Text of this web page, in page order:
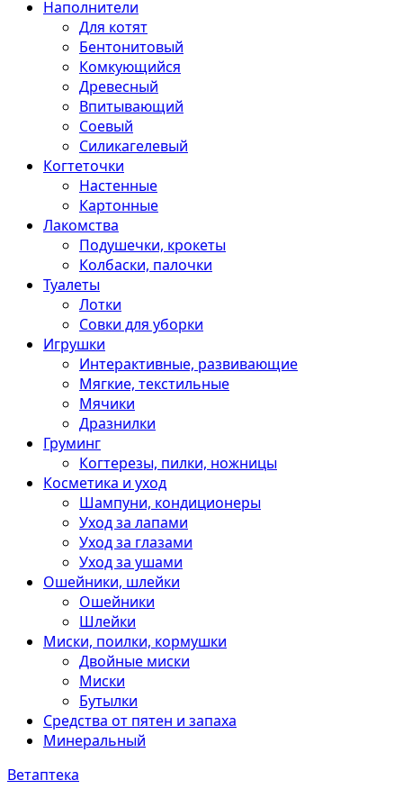
Наполнители
Для котят
Бентонитовый
Комкующийся
Древесный
Впитывающий
Соевый
Силикагелевый
Когтеточки
Настенные
Картонные
Лакомства
Подушечки, крокеты
Колбаски, палочки
Туалеты
Лотки
Совки для уборки
Игрушки
Интерактивные, развивающие
Мягкие, текстильные
Мячики
Дразнилки
Груминг
Когтерезы, пилки, ножницы
Косметика и уход
Шампуни, кондиционеры
Уход за лапами
Уход за глазами
Уход за ушами
Ошейники, шлейки
Ошейники
Шлейки
Миски, поилки, кормушки
Двойные миски
Миски
Бутылки
Средства от пятен и запаха
Минеральный
Ветаптека